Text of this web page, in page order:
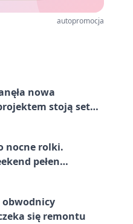
autopromocja
nowa
stoją setki
nocne rolki.
pełen
obwodnicy
się remontu